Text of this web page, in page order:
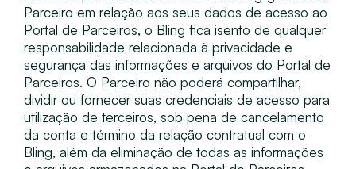
Parceiro em relação aos seus dados de acesso ao
Portal de Parceiros, o Bling fica isento de qualquer
responsabilidade relacionada à privacidade e
segurança das informações e arquivos do Portal de
Parceiros. O Parceiro não poderá compartilhar,
dividir ou fornecer suas credenciais de acesso para
utilização de terceiros, sob pena de cancelamento
da conta e término da relação contratual com o
Bling, além da eliminação de todas as informações